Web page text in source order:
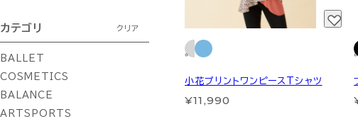
カテゴリ クリア
BALLET
COSMETICS
BALANCE
ARTSPORTS
小花プリントワンピースTシャツ
¥11,990